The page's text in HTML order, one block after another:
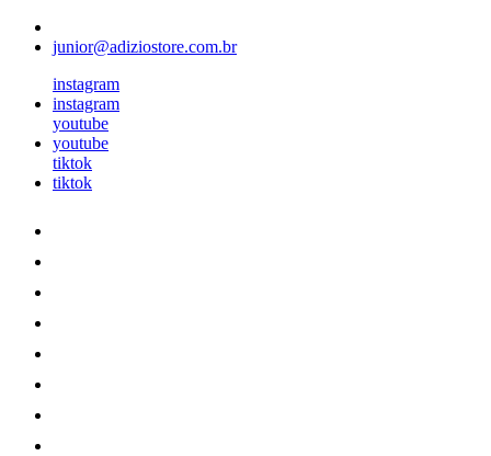
junior@adiziostore.com.br
instagram
instagram
youtube
youtube
tiktok
tiktok